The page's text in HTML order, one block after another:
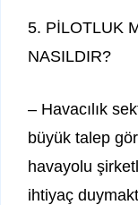
5. PİLOTLUK
NASILDIR?
– Havacılık
büyük talep
havayolu
ihtiyaç